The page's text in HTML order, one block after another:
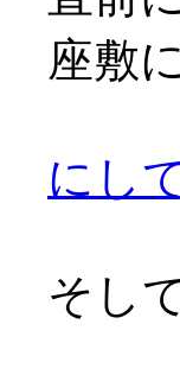
座敷
にし
そし